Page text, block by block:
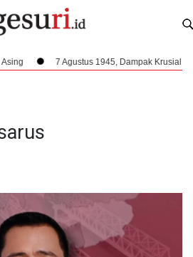
7 Agustus 1945, Dampak Krusial